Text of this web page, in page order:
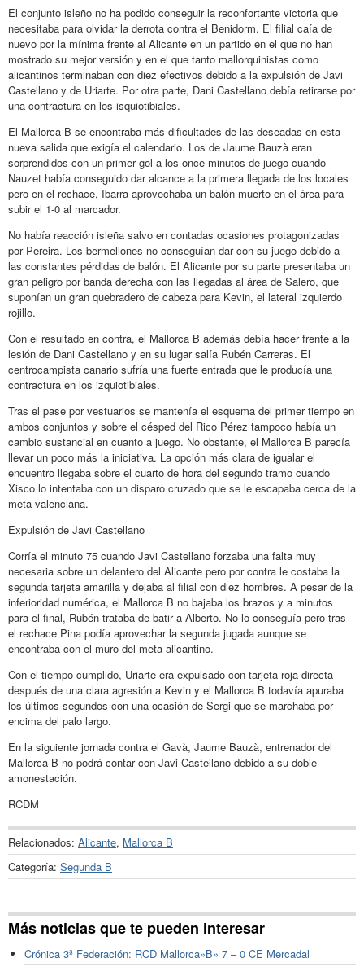
El conjunto isleño no ha podido conseguir la reconfortante victoria que
necesitaba para olvidar la derrota contra el Benidorm. El filial caía de
nuevo por la mínima frente al Alicante en un partido en el que no han
mostrado su mejor versión y en el que tanto mallorquinistas como
alicantinos terminaban con diez efectivos debido a la expulsión de Javi
Castellano y de Uriarte. Por otra parte, Dani Castellano debía retirarse por
una contractura en los isquiotibiales.
El Mallorca B se encontraba más dificultades de las deseadas en esta
nueva salida que exigía el calendario. Los de Jaume Bauzà eran
sorprendidos con un primer gol a los once minutos de juego cuando
Nauzet había conseguido dar alcance a la primera llegada de los locales
pero en el rechace, Ibarra aprovechaba un balón muerto en el área para
subir el 1-0 al marcador.
No había reacción isleña salvo en contadas ocasiones protagonizadas
por Pereira. Los bermellones no conseguían dar con su juego debido a
las constantes pérdidas de balón. El Alicante por su parte presentaba un
gran peligro por banda derecha con las llegadas al área de Salero, que
suponían un gran quebradero de cabeza para Kevin, el lateral izquierdo
rojillo.
Con el resultado en contra, el Mallorca B además debía hacer frente a la
lesión de Dani Castellano y en su lugar salía Rubén Carreras. El
centrocampista canario sufría una fuerte entrada que le producía una
contractura en los izquiotibiales.
Tras el pase por vestuarios se mantenía el esquema del primer tiempo en
ambos conjuntos y sobre el césped del Rico Pérez tampoco había un
cambio sustancial en cuanto a juego. No obstante, el Mallorca B parecía
llevar un poco más la iniciativa. La opción más clara de igualar el
encuentro llegaba sobre el cuarto de hora del segundo tramo cuando
Xisco lo intentaba con un disparo cruzado que se le escapaba cerca de la
meta valenciana.
Expulsión de Javi Castellano
Corría el minuto 75 cuando Javi Castellano forzaba una falta muy
necesaria sobre un delantero del Alicante pero por contra le costaba la
segunda tarjeta amarilla y dejaba al filial con diez hombres. A pesar de la
inferioridad numérica, el Mallorca B no bajaba los brazos y a minutos
para el final, Rubén trataba de batir a Alberto. No lo conseguía pero tras
el rechace Pina podía aprovechar la segunda jugada aunque se
encontraba con el muro del meta alicantino.
Con el tiempo cumplido, Uriarte era expulsado con tarjeta roja directa
después de una clara agresión a Kevin y el Mallorca B todavía apuraba
los últimos segundos con una ocasión de Sergi que se marchaba por
encima del palo largo.
En la siguiente jornada contra el Gavà, Jaume Bauzà, entrenador del
Mallorca B no podrá contar con Javi Castellano debido a su doble
amonestación.
RCDM
Relacionados: Alicante, Mallorca B
Categoría: Segunda B
Más noticias que te pueden interesar
Crónica 3ª Federación: RCD Mallorca»B» 7 – 0 CE Mercadal